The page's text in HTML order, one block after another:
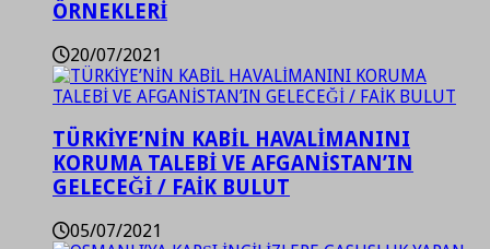
ÖRNEKLERİ
20/07/2021
TÜRKİYE’NİN KABİL HAVALİMANINI
KORUMA TALEBİ VE AFGANİSTAN’IN
GELECEĞİ / FAİK BULUT
05/07/2021